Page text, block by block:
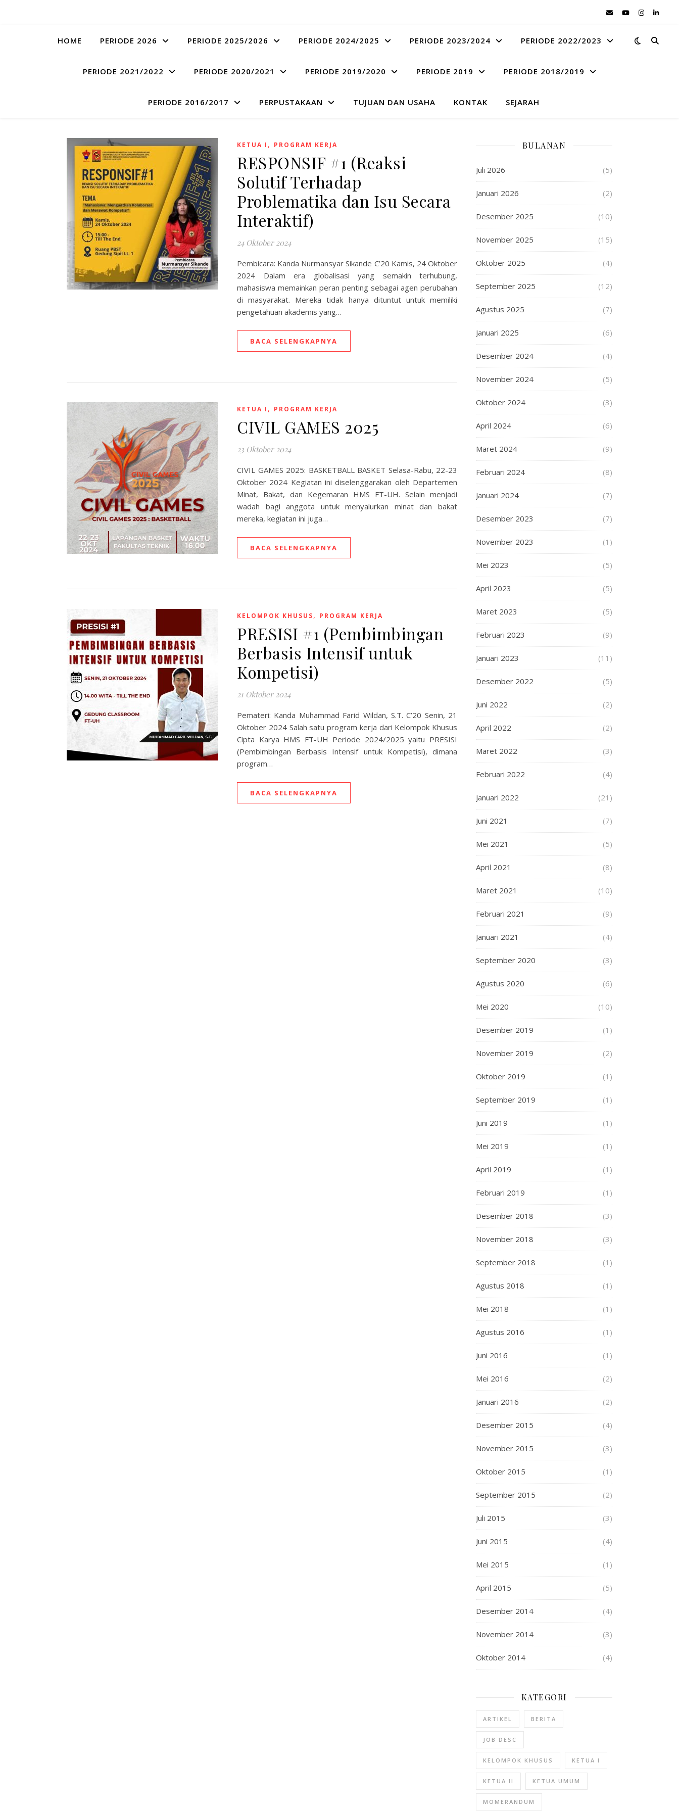
HOME PERIODE 2026 PERIODE 2025/2026 PERIODE 2024/2025 PERIODE 2023/2024 PERIODE 2022/2023
PERIODE 2021/2022 PERIODE 2020/2021 PERIODE 2019/2020 PERIODE 2019 PERIODE 2018/2019
PERIODE 2016/2017 PERPUSTAKAAN TUJUAN DAN USAHA KONTAK SEJARAH
KETUA I , PROGRAM KERJA
RESPONSIF #1 (Reaksi
Solutif Terhadap
Problematika dan Isu Secara
Interaktif)
24 Oktober 2024
Pembicara: Kanda Nurmansyar Sikande C’20 Kamis, 24 Oktober
2024 Dalam era globalisasi yang semakin terhubung,
mahasiswa memainkan peran penting sebagai agen perubahan
di masyarakat. Mereka tidak hanya dituntut untuk memiliki
pengetahuan akademis yang…
BACA SELENGKAPNYA
KETUA I , PROGRAM KERJA
CIVIL GAMES 2025
23 Oktober 2024
CIVIL GAMES 2025: BASKETBALL BASKET Selasa-Rabu, 22-23
Oktober 2024 Kegiatan ini diselenggarakan oleh Departemen
Minat, Bakat, dan Kegemaran HMS FT-UH. Selain menjadi
wadah bagi anggota untuk menyalurkan minat dan bakat
mereka, kegiatan ini juga…
BACA SELENGKAPNYA
KELOMPOK KHUSUS, PROGRAM KERJA
PRESISI #1 (Pembimbingan
Berbasis Intensif untuk
Kompetisi)
21 Oktober 2024
Pemateri: Kanda Muhammad Farid Wildan, S.T. C’20 Senin, 21
Oktober 2024 Salah satu program kerja dari Kelompok Khusus
Cipta Karya HMS FT-UH Periode 2024/2025 yaitu PRESISI
(Pembimbingan Berbasis Intensif untuk Kompetisi), dimana
program…
BACA SELENGKAPNYA
BULANAN
Juli 2026 (5)
Januari 2026 (2)
Desember 2025 (10)
November 2025 (15)
Oktober 2025 (4)
September 2025 (12)
Agustus 2025 (7)
Januari 2025 (6)
Desember 2024 (4)
November 2024 (5)
Oktober 2024 (3)
April 2024 (6)
Maret 2024 (9)
Februari 2024 (8)
Januari 2024 (7)
Desember 2023 (7)
November 2023 (1)
Mei 2023 (5)
April 2023 (5)
Maret 2023 (5)
Februari 2023 (9)
Januari 2023 (11)
Desember 2022 (5)
Juni 2022 (2)
April 2022 (2)
Maret 2022 (3)
Februari 2022 (4)
Januari 2022 (21)
Juni 2021 (7)
Mei 2021 (5)
April 2021 (8)
Maret 2021 (10)
Februari 2021 (9)
Januari 2021 (4)
September 2020 (3)
Agustus 2020 (6)
Mei 2020 (10)
Desember 2019 (1)
November 2019 (2)
Oktober 2019 (1)
September 2019 (1)
Juni 2019 (1)
Mei 2019 (1)
April 2019 (1)
Februari 2019 (1)
Desember 2018 (3)
November 2018 (3)
September 2018 (1)
Agustus 2018 (1)
Mei 2018 (1)
Agustus 2016 (1)
Juni 2016 (1)
Mei 2016 (2)
Januari 2016 (2)
Desember 2015 (4)
November 2015 (3)
Oktober 2015 (1)
September 2015 (2)
Juli 2015 (3)
Juni 2015 (4)
Mei 2015 (1)
April 2015 (5)
Desember 2014 (4)
November 2014 (3)
Oktober 2014 (4)
KATEGORI
ARTIKEL BERITA
JOB DESC
KELOMPOK KHUSUS KETUA I
KETUA II KETUA UMUM
MOMERANDUM